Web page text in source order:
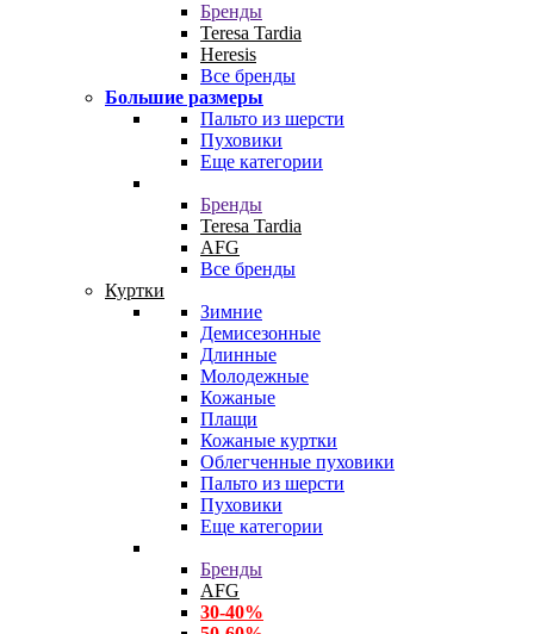
Бренды
Teresa Tardia
Heresis
Все бренды
Большие размеры
Пальто из шерсти
Пуховики
Еще категории
Бренды
Teresa Tardia
AFG
Все бренды
Куртки
Зимние
Демисезонные
Длинные
Молодежные
Кожаные
Плащи
Кожаные куртки
Облегченные пуховики
Пальто из шерсти
Пуховики
Еще категории
Бренды
AFG
30-40%